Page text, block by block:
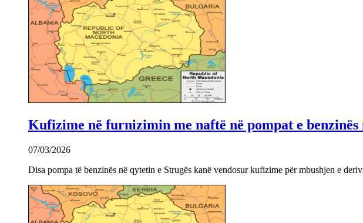
Kufizime në furnizimin me naftë në pompat e
07/03/2026
Disa pompa të benzinës në qytetin e Strugës kanë vendosur kufizime për mbushjen e